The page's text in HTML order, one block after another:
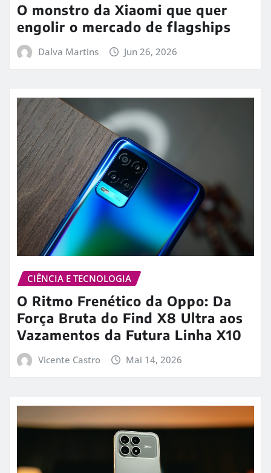
O monstro da Xiaomi que quer
engolir o mercado de flagships
Dalva Martins Jun 26, 2026
CIÊNCIA E TECNOLOGIA
O Ritmo Frenético da Oppo: Da
Força Bruta do Find X8 Ultra aos
Vazamentos da Futura Linha X10
Vicente Castro Mai 14, 2026